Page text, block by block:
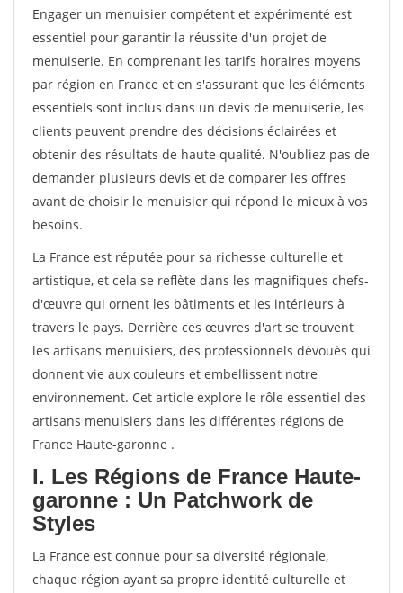
Engager un menuisier compétent et expérimenté est
essentiel pour garantir la réussite d'un projet de
menuiserie. En comprenant les tarifs horaires moyens
par région en France et en s'assurant que les éléments
essentiels sont inclus dans un devis de menuiserie, les
clients peuvent prendre des décisions éclairées et
obtenir des résultats de haute qualité. N'oubliez pas de
demander plusieurs devis et de comparer les offres
avant de choisir le menuisier qui répond le mieux à vos
besoins.
La France est réputée pour sa richesse culturelle et
artistique, et cela se reflète dans les magnifiques chefs-
d'œuvre qui ornent les bâtiments et les intérieurs à
travers le pays. Derrière ces œuvres d'art se trouvent
les artisans menuisiers, des professionnels dévoués qui
donnent vie aux couleurs et embellissent notre
environnement. Cet article explore le rôle essentiel des
artisans menuisiers dans les différentes régions de
France Haute-garonne .
I. Les Régions de France Haute-
garonne : Un Patchwork de
Styles
La France est connue pour sa diversité régionale,
chaque région ayant sa propre identité culturelle et